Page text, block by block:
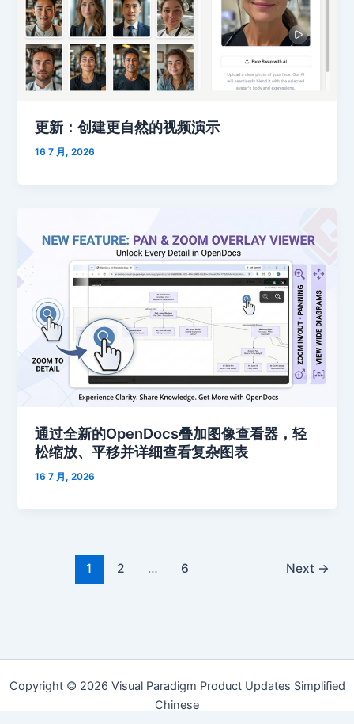
更新：创建更自然的视频演示
16 7 月, 2026
通过全新的OpenDocs叠加图像查看器，轻
松缩放、平移并详细查看复杂图表
16 7 月, 2026
1 2 … 6 Next →
Copyright © 2026 Visual Paradigm Product Updates Simplified
Chinese